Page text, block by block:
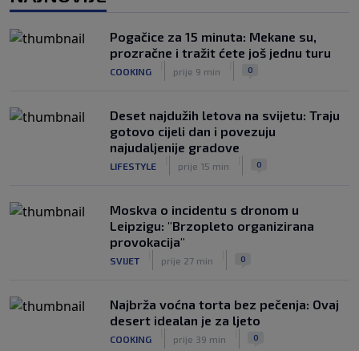
SK
|
prije 5 h
Fruk je zbog ozljede napustio igru na
poluvremenu, u Rijeci su s pravom
SK
|
prije 6 h
Pogačice za 15 minuta: Mekane su,
prozračne i tražit ćete još jednu turu
COOKING prije 9 min 0
Deset najdužih letova na svijetu: Traju
gotovo cijeli dan i povezuju
najudaljenije gradove
LIFESTYLE prije 15 min 0
Moskva o incidentu s dronom u
Leipzigu: "Brzopleto organizirana
provokacija"
SVIJET prije 27 min 0
Najbrža voćna torta bez pečenja: Ovaj
desert idealan je za ljeto
COOKING prije 39 min 0